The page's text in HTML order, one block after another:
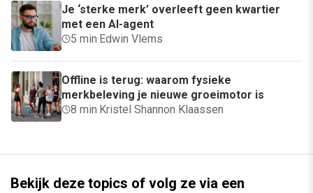
Je ‘sterke merk’ overleeft geen kwartier
met een AI-agent
5 min·Edwin Vlems
Offline is terug: waarom fysieke
merkbeleving je nieuwe groeimotor is
8 min·Kristel Shannon Klaassen
Bekijk deze topics of volg ze via een